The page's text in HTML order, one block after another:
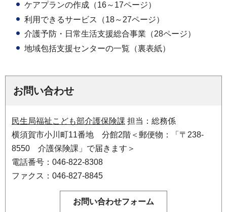
ケアプランの作成（16～17ページ）
利用できるサービス（18～27ページ）
介護予防・日常生活支援総合事業（28ページ）
地域包括支援センターの一覧（裏表紙）
お問い合わせ
民生局福祉こども部介護保険課 担当：総務係
横須賀市小川町11番地 分館2階＜郵便物：「〒238-
8550 介護保険課」で届きます＞
電話番号：046-822-8308
ファクス：046-827-8845